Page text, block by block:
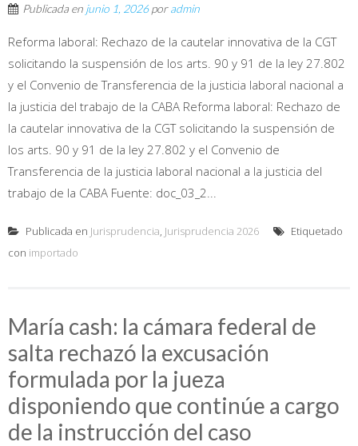
Publicada en junio 1, 2026poradmin
Reforma laboral: Rechazo de la cautelar innovativa de la CGT
solicitando la suspensión de los arts. 90 y 91 de la ley 27.802
y el Convenio de Transferencia de la justicia laboral nacional a
la justicia del trabajo de la CABA Reforma laboral: Rechazo de
la cautelar innovativa de la CGT solicitando la suspensión de
los arts. 90 y 91 de la ley 27.802 y el Convenio de
Transferencia de la justicia laboral nacional a la justicia del
trabajo de la CABA Fuente: doc_03_2...
Publicada en Jurisprudencia, Jurisprudencia 2026
Etiquetado
con importado
María cash: la cámara federal de
salta rechazó la excusación
formulada por la jueza
disponiendo que continúe a cargo
de la instrucción del caso